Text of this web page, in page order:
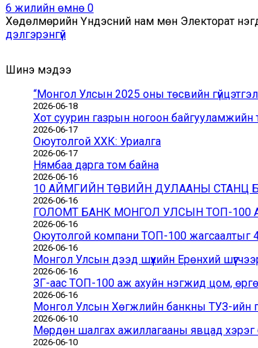
6 жилийн өмнө 0
Хөдөлмөрийн Үндэсний нам мөн Электорат
дэлгэрэнгүй
Шинэ мэдээ
“Монгол Улсын 2025 оны төсвийн
2026-06-18
Хот суурин газрын ногоон байгууламжийн
2026-06-17
Оюутолгой ХХК: Уриалга
2026-06-17
Нямбаа дарга том байна
2026-06-16
10 АЙМГИЙН ТӨВИЙН ДУЛААНЫ СТАНЦ
2026-06-16
ГОЛОМТ БАНК МОНГОЛ УЛСЫН ТОП-
2026-06-16
Оюутолгой компани ТОП-100 жагсаалтыг 4
2026-06-16
Монгол Улсын дээд шүүхийн Ерөнхий
2026-06-16
ЗГ-аас ТОП-100 аж ахуйн нэгжид цом,
2026-06-16
Монгол Улсын Хөгжлийн банкны ТУЗ-ийн
2026-06-10
Мөрдөн шалгах ажиллагааны явцад хэрэг
2026-06-10